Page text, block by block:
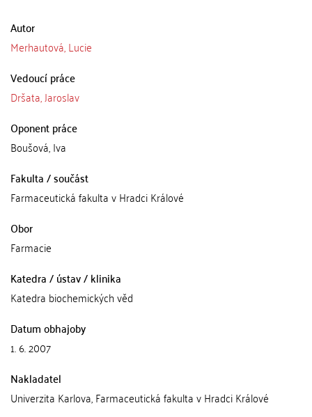
Autor
Merhautová, Lucie
Vedoucí práce
Dršata, Jaroslav
Oponent práce
Boušová, Iva
Fakulta / součást
Farmaceutická fakulta v Hradci Králové
Obor
Farmacie
Katedra / ústav / klinika
Katedra biochemických věd
Datum obhajoby
1. 6. 2007
Nakladatel
Univerzita Karlova, Farmaceutická fakulta v Hradci Králové